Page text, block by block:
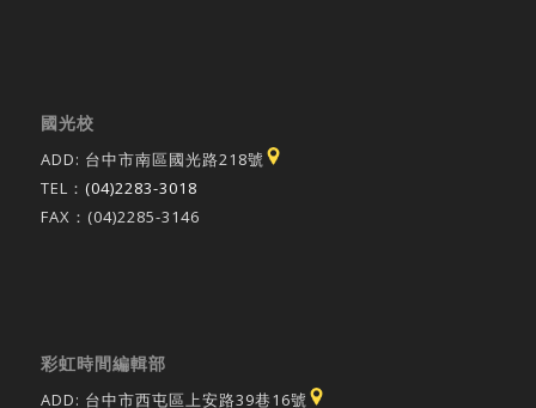
國光校
ADD: 台中市南區國光路218號
TEL： (04)2283-3018
FAX：(04)2285-3146
彩虹時間編輯部
ADD: 台中市西屯區上安路39巷16號